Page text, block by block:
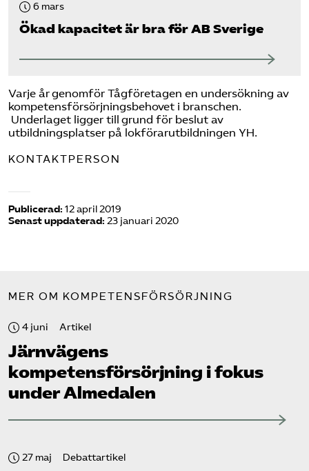
6 mars
Ökad kapacitet är bra för AB Sverige
Varje år genomför Tågföretagen en undersökning av
kompetensförsörjningsbehovet i branschen.
Underlaget ligger till grund för beslut av
utbildningsplatser på lokförarutbildningen YH.
KONTAKTPERSON
Publicerad: 12 april 2019
Senast uppdaterad: 23 januari 2020
MER OM KOMPETENSFÖRSÖRJNING
4 juni Artikel
Järnvägens
kompetensförsörjning i fokus
under Almedalen
27 maj Debattartikel